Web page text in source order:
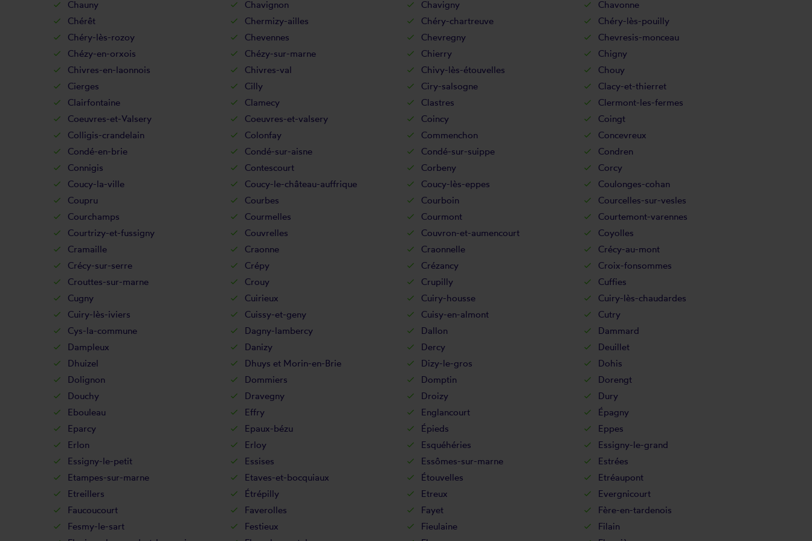
Chauny
Chavignon Chavigny
Chavonne
Chérêt
Chermizy-ailles Chéry-chartreuve
Chéry-lès-pouilly
Chéry-lès-rozoy
Chevennes Chevregny
Chevresis-monceau
Chézy-en-orxois
Chézy-sur-marne Chierry
Chigny
Chivres-en-laonnois
Chivres-val Chivy-lès-étouvelles
Chouy
Cierges
Cilly Ciry-salsogne
Clacy-et-thierret
Clairfontaine
Clamecy Clastres
Clermont-les-fermes
Coeuvres-et-Valsery
Coeuvres-et-valsery Coincy
Coingt
Colligis-crandelain
Colonfay Commenchon
Concevreux
Condé-en-brie
Condé-sur-aisne Condé-sur-suippe
Condren
Connigis
Contescourt Corbeny
Corcy
Coucy-la-ville
Coucy-le-château-auffrique Coucy-lès-eppes
Coulonges-cohan
Coupru
Courbes Courboin
Courcelles-sur-vesles
Courchamps
Courmelles Courmont
Courtemont-varennes
Courtrizy-et-fussigny
Couvrelles Couvron-et-aumencourt
Coyolles
Cramaille
Craonne Craonnelle
Crécy-au-mont
Crécy-sur-serre
Crépy Crézancy
Croix-fonsommes
Crouttes-sur-marne
Crouy Crupilly
Cuffies
Cugny
Cuirieux Cuiry-housse
Cuiry-lès-chaudardes
Cuiry-lès-iviers
Cuissy-et-geny Cuisy-en-almont
Cutry
Cys-la-commune
Dagny-lambercy Dallon
Dammard
Dampleux
Danizy Dercy
Deuillet
Dhuizel
Dhuys et Morin-en-Brie Dizy-le-gros
Dohis
Dolignon
Dommiers Domptin
Dorengt
Douchy
Dravegny Droizy
Dury
Ebouleau
Effry Englancourt
Épagny
Eparcy
Epaux-bézu Épieds
Eppes
Erlon
Erloy Esquéhéries
Essigny-le-grand
Essigny-le-petit
Essises Essômes-sur-marne
Estrées
Etampes-sur-marne
Etaves-et-bocquiaux Étouvelles
Etréaupont
Etreillers
Étrépilly Etreux
Evergnicourt
Faucoucourt
Faverolles Fayet
Fère-en-tardenois
Fesmy-le-sart
Festieux Fieulaine
Filain